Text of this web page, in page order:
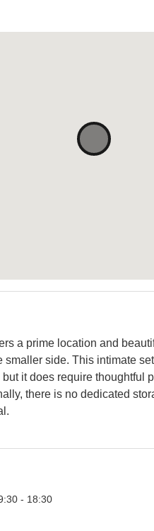
a prime location and
smaller side. This intimate
it does require thoughtful
there is no dedicated
- 18:30